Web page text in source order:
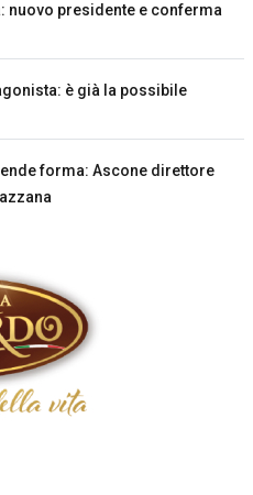
nuovo presidente e conferma
è già la possibile
forma: Ascone direttore